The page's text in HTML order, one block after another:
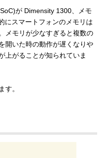
が Dimensity 1300、メモ
にスマートフォンのメモリは
メモリが少なすぎると複数の
開いた時の動作が遅くなりや
上がることが知られていま
す。